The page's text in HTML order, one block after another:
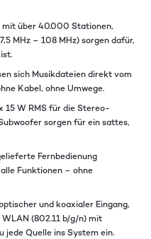
über 40.000 Stationen,
MHz – 108 MHz) sorgen dafür,
sich Musikdateien direkt vom
Kabel, ohne Umwege.
15 W RMS für die Stereo-
sorgen für ein sattes,
Fernbedienung
Funktionen – ohne
und koaxialer Eingang,
(802.11 b/g/n) mit
jede Quelle ins System ein.